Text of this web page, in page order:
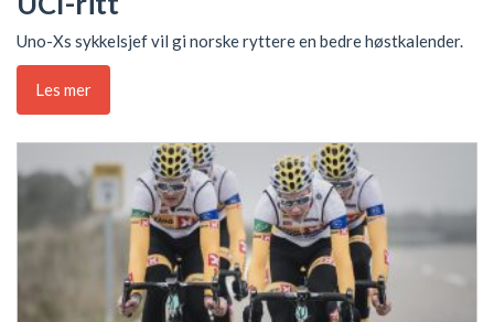
Uno-Xs sykkelsjef vil gi norske ryttere en bedre høstkalender.
Les mer